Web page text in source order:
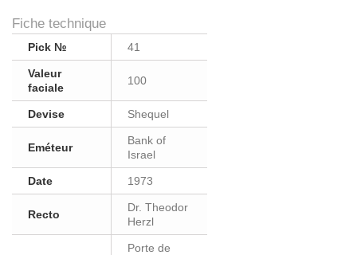
Fiche technique
Pick № 41
Valeur
faciale
100
Devise Shequel
Eméteur
Bank of
Israel
Date 1973
Recto
Dr. Theodor
Herzl
Porte de